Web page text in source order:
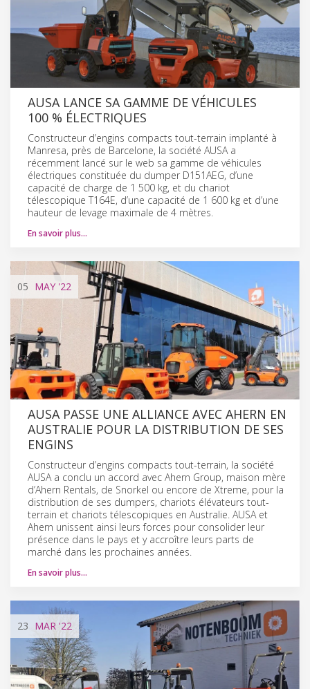
AUSA LANCE SA GAMME DE VÉHICULES
100 % ÉLECTRIQUES
Constructeur d’engins compacts tout-terrain implanté à
Manresa, près de Barcelone, la société AUSA a
récemment lancé sur le web sa gamme de véhicules
électriques constituée du dumper D151AEG, d’une
capacité de charge de 1 500 kg, et du chariot
télescopique T164E, d’une capacité de 1 600 kg et d’une
hauteur de levage maximale de 4 mètres.
En savoir plus…
05 MAY '22
AUSA PASSE UNE ALLIANCE AVEC AHERN EN
AUSTRALIE POUR LA DISTRIBUTION DE SES
ENGINS
Constructeur d’engins compacts tout-terrain, la société
AUSA a conclu un accord avec Ahern Group, maison mère
d’Ahern Rentals, de Snorkel ou encore de Xtreme, pour la
distribution de ses dumpers, chariots élévateurs tout-
terrain et chariots télescopiques en Australie. AUSA et
Ahern unissent ainsi leurs forces pour consolider leur
présence dans le pays et y accroître leurs parts de
marché dans les prochaines années.
En savoir plus…
23 MAR '22